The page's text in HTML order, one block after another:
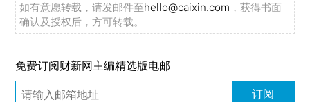
如有意愿转载，请发邮件至hello@caixin.com ，获得书面
确认及授权后，方可转载。
免费订阅财新网主编精选版电邮
订阅